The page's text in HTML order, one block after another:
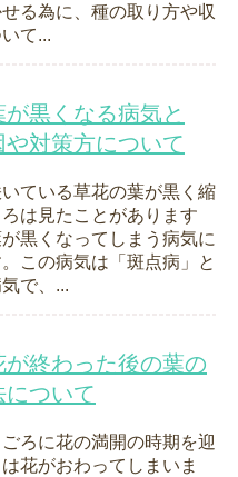
る為に、種の取り方や収
て...
黒くなる病気と
対策方について
ている草花の葉が黒く縮
は見たことがあります
黒くなってしまう病気に
この病気は「斑点病」と
で、...
が終わった後の葉の
ついて
ろに花の満開の時期を迎
花がおわってしまいま